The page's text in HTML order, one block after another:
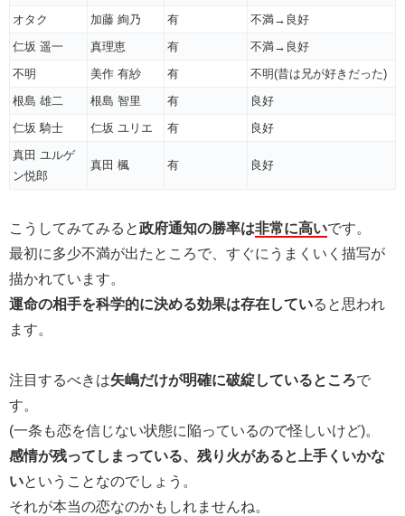
オタク
加藤 絢乃 有
不満→良好
仁坂 遥一
真理恵 有
不満→良好
不明
美作 有紗 有
不明(昔は兄が好きだった)
根島 雄二
根島 智里 有
良好
仁坂 騎士
仁坂 ユリエ 有
良好
真田 ユルゲ
ン悦郎
真田 楓 有 良好
こうしてみてみると政府通知の勝率は非常に高いです。
最初に多少不満が出たところで、すぐにうまくいく描写が
描かれています。
運命の相手を科学的に決める効果は存在していると思われ
ます。
注目するべきは矢嶋だけが明確に破綻しているところで
す。
(一条も恋を信じない状態に陥っているので怪しいけど)。
感情が残ってしまっている、残り火があると上手くいかな
いということなのでしょう。
それが本当の恋なのかもしれませんね。